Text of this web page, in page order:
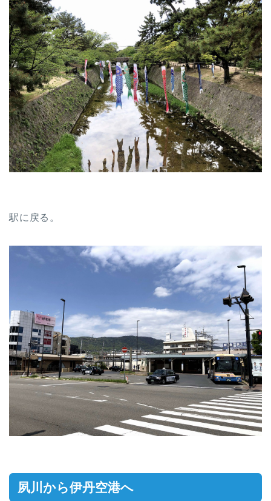
駅に戻る。
夙川から伊丹空港へ